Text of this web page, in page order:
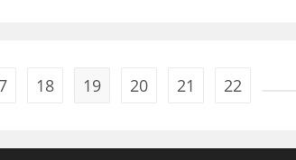
18 19 20 21 22